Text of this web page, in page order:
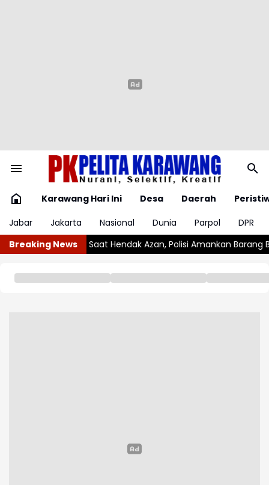
Karawang Hari Ini Desa Daerah
Jabar
Jakarta Nasional Dunia Parpol
DPR
Breaking News
Azan, Polisi Amankan Barang Bukti Sajam Imigrasi